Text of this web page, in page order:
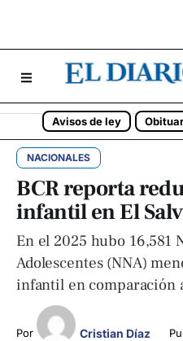
Avisos de ley
NACIONALES
BCR reporta
infantil en El
En el 2025 hubo 16,581
Adolescentes (NNA)
infantil en comparación
Por Cristian Díaz